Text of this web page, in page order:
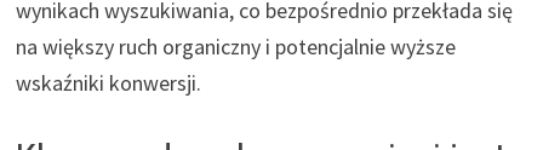
wynikach wyszukiwania, co bezpośrednio przekłada się
na większy ruch organiczny i potencjalnie wyższe
wskaźniki konwersji.